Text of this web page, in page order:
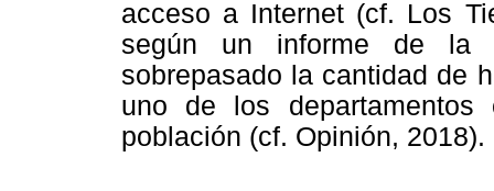
acceso a Internet (cf. Los
según un informe de la
sobrepasado la cantidad de
uno de los
población (cf. Opinión, 2018).